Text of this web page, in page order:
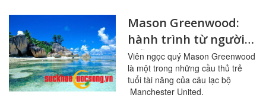
Mason Greenwood:
hành trình từ người
mẫu đến tài năng trẻ
của Manchester
United
Viên ngọc quý Mason Greenwood
là một trong những cầu thủ trẻ
tuổi tài năng của câu lạc bộ
Manchester United.